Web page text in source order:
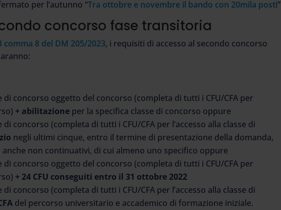
per l’autunno “Tra ottobre e novembre il bando con 20mila posti”
concorso fase transitoria
comma 8 del DM 205/2023, i requisiti di accesso al secondo concorso
di concorso oggetto del concorso (completa di tutti i CFU/CFA per
+ abilitazione per la specifica classe di concorso oppure
concorso (completa di tutti i CFU/CFA per l’accesso alla classe di
negli ultimi cinque, entro il termine di presentazione della domanda,
non continuativi, di cui almeno uno specifico oppure
di concorso oggetto del concorso (completa di tutti i CFU/CFA per
+ 24 CFU conseguiti entro il 31 ottobre 2022
concorso (completa di tutti i CFU/CFA per l’accesso alla classe di
del percorso universitario e accademico di formazione iniziale.